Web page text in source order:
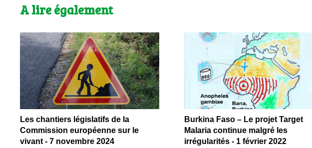
A lire également
Les chantiers législatifs de la
Commission européenne sur le
vivant - 7 novembre 2024
Burkina Faso – Le projet Target
Malaria continue malgré les
irrégularités - 1 février 2022